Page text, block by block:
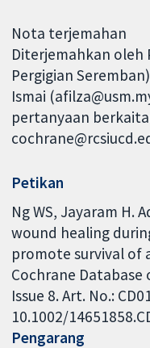
Nota terjemahan
Diterjemahkan oleh
Pergigian
Ismai
pertanyaan
Petikan
Ng WS, Jayaram H.
wound healing
promote survival of
Cochrane Database
Issue 8. Art. No.:
10.1002/
Pengarang